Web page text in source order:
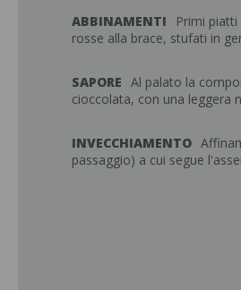
ABBINAMENTI
Primi
rosse alla brace, stufati in
SAPORE Al palato la
cioccolata, con una leggera
INVECCHIAMENTO
passaggio) a cui segue